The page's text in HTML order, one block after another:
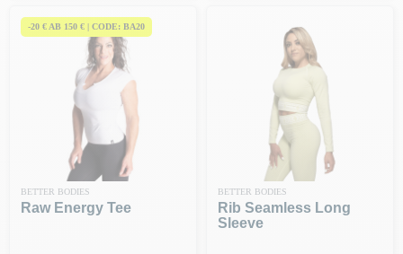
-20 € AB 150 € | CODE: BA20
BETTER BODIES
Raw Energy Tee
BETTER BODIES
Rib Seamless Long
Sleeve